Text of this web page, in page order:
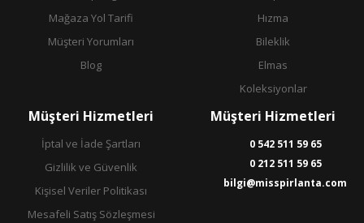
Mağaza Yol Tarifi
Müşteri Yorumları
Blog
Hızma
Bileklik
Elmas
Koleksiyonlar
Müşteri Hizmetleri
İptal ve İade Şartları
Gizlilik ve Güvenlik
Kişisel Veriler Politikası
Mesafeli Satış Sözleşmesi
Müşteri Hizmetleri
0 542 511 59 65
0 212 511 59 65
bilgi@misspirlanta.com